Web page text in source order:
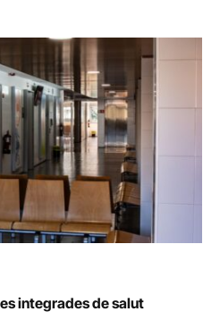
integrades de salut